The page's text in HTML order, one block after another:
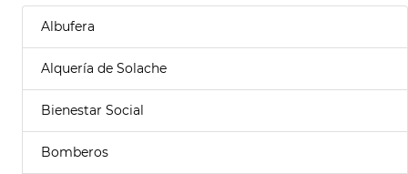
Albufera
Alquería de Solache
Bienestar Social
Bomberos